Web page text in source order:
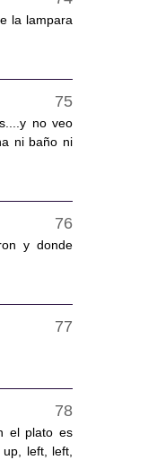
la lampara
no veo
ni baño ni
y donde
el plato es
left, left,